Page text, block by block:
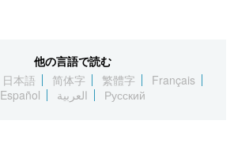
Русский
他の言語で読む
日本語 简体字 繁體字
Français
Español
العربية Русский